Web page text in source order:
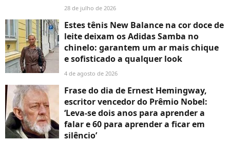
28 de julho de 2026
Estes tênis New Balance na cor doce de
leite deixam os Adidas Samba no
chinelo: garantem um ar mais chique
e sofisticado a qualquer look
4 de agosto de 2026
Frase do dia de Ernest Hemingway,
escritor vencedor do Prêmio Nobel:
‘Leva-se dois anos para aprender a
falar e 60 para aprender a ficar em
silêncio’